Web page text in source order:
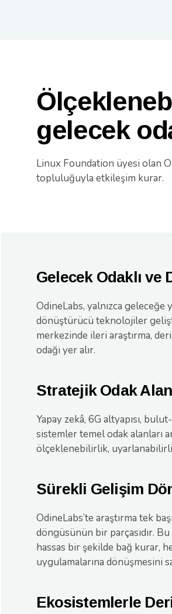
gelecek
Linux Foundation üyesi olan
topluluğuyla etkileşim kurar.
Gelecek Odaklı ve
OdineLabs, yalnızca geleceğe
dönüştürücü teknolojiler
merkezinde ileri araştırma,
odağı yer alır.
Stratejik Odak
Yapay zekâ, 6G altyapısı,
sistemler temel odak alanları
ölçeklenebilirlik,
Sürekli Gelişim
OdineLabs’te araştırma tek
döngüsünün bir parçasıdır.
hassas bir şekilde bağ kurar,
uygulamalarına dönüşmesini
Ekosistemlerle